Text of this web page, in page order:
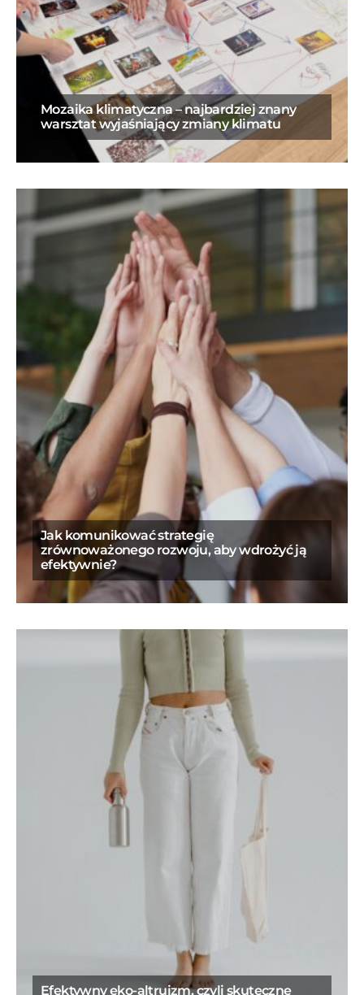
Mozaika klimatyczna – najbardziej znany
warsztat wyjaśniający zmiany klimatu
Jak komunikować strategię
zrównoważonego rozwoju, aby wdrożyć ją
efektywnie?
Efektywny eko-altruizm, czyli skuteczne